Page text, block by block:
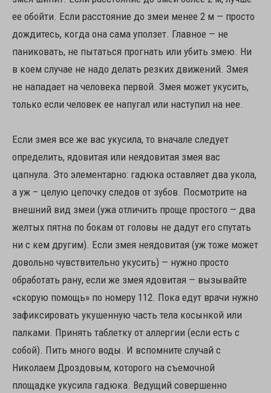
ее обойти. Если расстояние до змеи менее 2 м — просто
дождитесь, когда она сама уползет. Главное — не
паниковать, не пытаться прогнать или убить змею. Ни
в коем случае не надо делать резких движений. Змея
не нападает на человека первой. Змея может укусить,
только если человек ее напугал или наступил на нее.
Если змея все же вас укусила, то вначале следует
определить, ядовитая или неядовитая змея вас
цапнула. Это элементарно: гадюка оставляет два укола,
а уж – целую цепочку следов от зубов. Посмотрите на
внешний вид змеи (ужа отличить проще простого — два
желтых пятна по бокам от головы не дадут его спутать
ни с кем другим). Если змея неядовитая (уж тоже может
довольно чувствительно укусить) — нужно просто
обработать рану, если же змея ядовитая — вызывайте
«скорую помощь» по номеру 112. Пока едут врачи нужно
зафиксировать укушенную часть тела косынкой или
палками. Принять таблетку от аллергии (если есть с
собой). Пить много воды. И вспомните случай с
Николаем Дроздовым, которого на съемочной
площадке укусила гадюка. Ведущий совершенно